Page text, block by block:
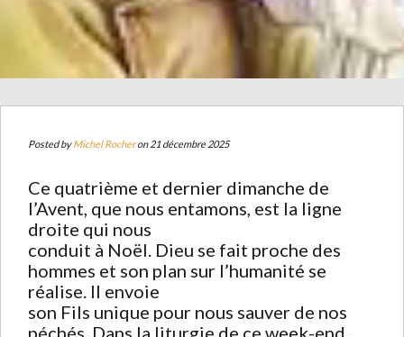
Posted byMichel Rocheron 21 décembre 2025
Ce quatrième et dernier dimanche de
l’Avent, que nous entamons, est la ligne
droite qui nous
conduit à Noël. Dieu se fait proche des
hommes et son plan sur l’humanité se
réalise. Il envoie
son Fils unique pour nous sauver de nos
péchés. Dans la liturgie de ce week-end,